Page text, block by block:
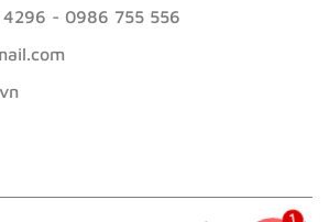
- 0986 755 556